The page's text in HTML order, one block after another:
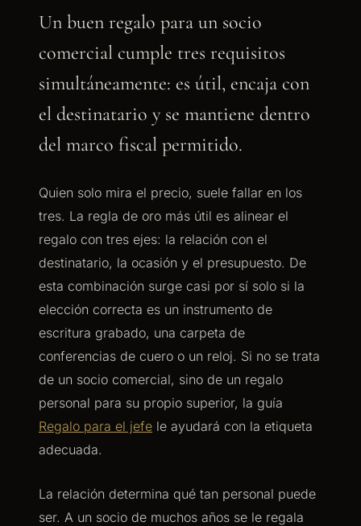
Un buen regalo para un socio
comercial cumple tres requisitos
simultáneamente: es útil, encaja con
el destinatario y se mantiene dentro
del marco fiscal permitido.
Quien solo mira el precio, suele fallar en los
tres. La regla de oro más útil es alinear el
regalo con tres ejes: la relación con el
destinatario, la ocasión y el presupuesto. De
esta combinación surge casi por sí solo si la
elección correcta es un instrumento de
escritura grabado, una carpeta de
conferencias de cuero o un reloj. Si no se trata
de un socio comercial, sino de un regalo
personal para su propio superior, la guía
Regalo para el jefe le ayudará con la etiqueta
adecuada.
La relación determina qué tan personal puede
ser. A un socio de muchos años se le regala